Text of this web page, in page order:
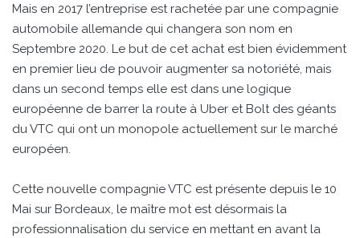
Mais en 2017 l’entreprise est rachetée par une compagnie
automobile allemande qui changera son nom en
Septembre 2020. Le but de cet achat est bien évidemment
en premier lieu de pouvoir augmenter sa notoriété, mais
dans un second temps elle est dans une logique
européenne de barrer la route à Uber et Bolt des géants
du VTC qui ont un monopole actuellement sur le marché
européen.
Cette nouvelle compagnie VTC est présente depuis le 10
Mai sur Bordeaux, le maître mot est désormais la
professionnalisation du service en mettant en avant la